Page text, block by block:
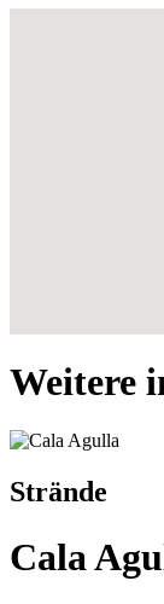
Weitere
Strände
Cala